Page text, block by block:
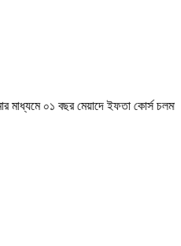
০১ বছর মেয়াদে ইফতা কোর্স চলমান